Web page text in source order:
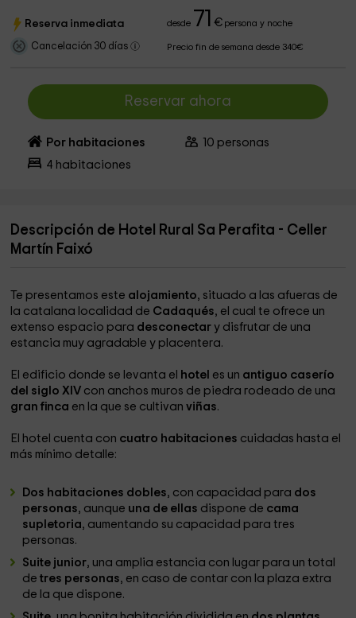
Reserva inmediata desde 71 €persona y noche
Cancelación 30 días Precio fin de semana desde 340€
Reservar ahora
Por habitaciones 10 personas
4 habitaciones
Descripción de Hotel Rural Sa Perafita - Celler
Martín Faixó
Te presentamos este alojamiento, situado a las afueras de
la catalana localidad de Cadaqués, el cual te ofrece un
extenso espacio para desconectary disfrutar de una
estancia muy agradable y placentera.
El edificio donde se levanta el hotel es un antiguo caserío
del siglo XIV con anchos muros de piedra rodeado de una
gran finca en la que se cultivanviñas.
El hotel cuenta con cuatro habitaciones cuidadas hasta el
más mínimo detalle:
Dos habitaciones dobles, con capacidad para dos
personas, aunque una de ellas dispone de cama
supletoria, aumentando su capacidad para tres
personas.
Suite junior, una amplia estancia con lugar para un total
de tres personas, en caso de contar con la plaza extra
de la que dispone.